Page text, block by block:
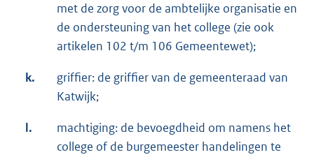
met de zorg voor de ambtelijke organisatie en
de ondersteuning van het college (zie ook
artikelen 102 t/m 106 Gemeentewet);
k.
griffier: de griffier van de gemeenteraad van
Katwijk;
l.
machtiging: de bevoegdheid om namens het
college of de burgemeester handelingen te